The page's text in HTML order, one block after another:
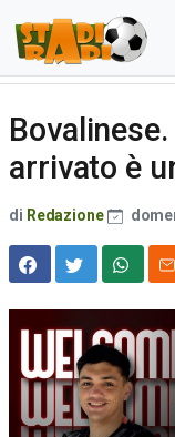
arrivato è
di Redazione